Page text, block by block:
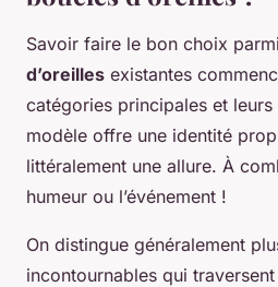
Savoir faire le bon choix
d’oreilles existantes
catégories principales et
modèle offre une identité
littéralement une allure. À
humeur ou l’événement !
On distingue généralement
incontournables qui